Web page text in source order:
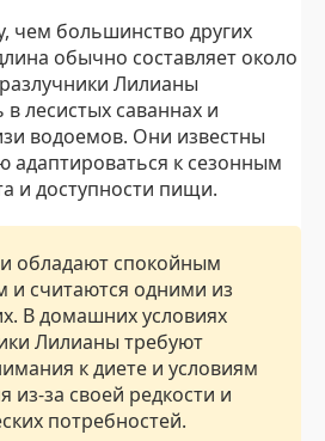
чем большинство других
обычно составляет около
Лилианы
лесистых саваннах и
водоемов. Они известны
адаптироваться к сезонным
и доступности пищи.
обладают спокойным
и считаются одними из
В домашних условиях
Лилианы требуют
к диете и условиям
из-за своей редкости и
потребностей.